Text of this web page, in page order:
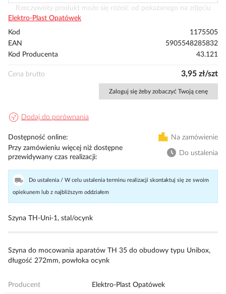
Przejdź
na
początek
Rzeczywisty produkt może się różnić od pokazanego na zdjęciu
Elektro-Plast Opatówek
Kod
1175505
EAN
5905548285832
Kod Producenta
43.121
Cena brutto 3,95 zł/szt
Zaloguj się żeby zobaczyć Twoją cenę
Dodaj do porównania
Dostępność online
Na zamówienie
Przy zamówieniu więcej niż dostępne
przewidywany czas realizacji
Do ustalenia
Do ustalenia / W celu ustalenia terminu realizacji skontaktuj się ze swoim
opiekunem lub z najbliższym oddziałem
Szyna TH-Uni-1, stal/ocynk
Szyna do mocowania aparatów TH 35 do obudowy typu Unibox,
długość 272mm, powłoka ocynk
Producent
Elektro-Plast Opatówek